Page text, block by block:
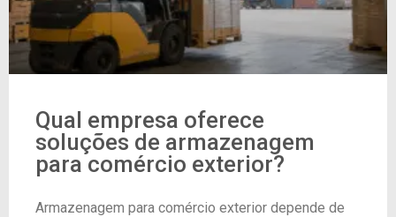
Qual empresa oferece
soluções de armazenagem
para comércio exterior?
Armazenagem para comércio exterior depende de